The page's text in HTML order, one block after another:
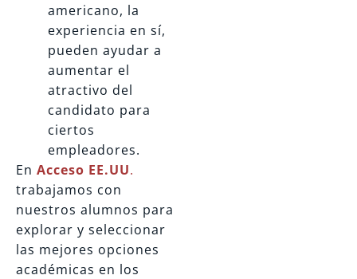
americano, la
experiencia en sí,
pueden ayudar a
aumentar el
atractivo del
candidato para
ciertos
empleadores.
En Acceso EE.UU.
trabajamos con
nuestros alumnos para
explorar y seleccionar
las mejores opciones
académicas en los